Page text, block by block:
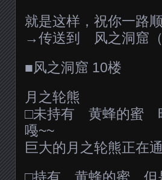
就是这样，祝你一路顺
→传送到 风之洞窟（
■风之洞窟 10楼
月之轮熊
□未持有 黄蜂的蜜
嘠~~
巨大的月之轮熊正在
□持有 黄蜂的蜜 但